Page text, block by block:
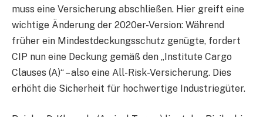
muss eine Versicherung abschließen. Hier greift eine
wichtige Änderung der 2020er-Version: Während
früher ein Mindestdeckungsschutz genügte, fordert
CIP nun eine Deckung gemäß den „Institute Cargo
Clauses (A)“ – also eine All-Risk-Versicherung. Dies
erhöht die Sicherheit für hochwertige Industriegüter.